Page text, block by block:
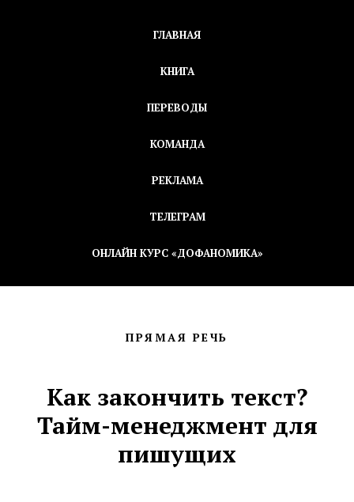
ГЛАВНАЯ
КНИГА
ПЕРЕВОДЫ
КОМАНДА
РЕКЛАМА
ТЕЛЕГРАМ
ОНЛАЙН КУРС «ДОФАНОМИКА»
ПРЯМАЯ РЕЧЬ
Как закончить текст?
Тайм-менеджмент для
пишущих